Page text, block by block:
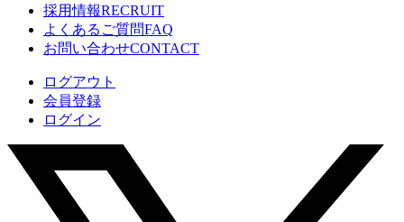
採用情報RECRUIT
よくあるご質問FAQ
お問い合わせCONTACT
ログアウト
会員登録
ログイン